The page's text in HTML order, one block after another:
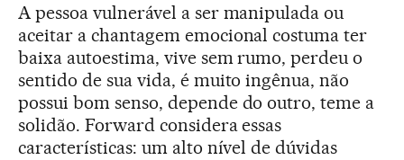
A pessoa vulnerável a ser manipulada ou
aceitar a chantagem emocional costuma ter
baixa autoestima, vive sem rumo, perdeu o
sentido de sua vida, é muito ingênua, não
possui bom senso, depende do outro, teme a
solidão. Forward considera essas
características: um alto nível de dúvidas